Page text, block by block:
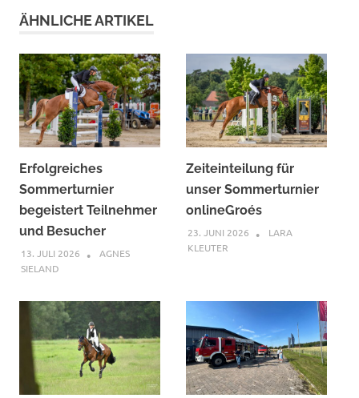
ÄHNLICHE ARTIKEL
Erfolgreiches
Sommerturnier
begeistert Teilnehmer
und Besucher
13. JULI 2026
AGNES
SIELAND
Zeiteinteilung für
unser Sommerturnier
onlineGroés
23. JUNI 2026
LARA
KLEUTER